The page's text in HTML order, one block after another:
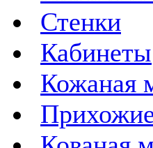
Стенки
Кабинеты
Кожаная